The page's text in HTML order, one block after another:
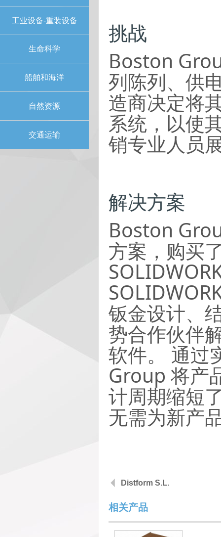
工业设备-重装设备
生命科学
船舶和海洋
自然资源
交通运输
挑战
Boston
列陈列、供
造商决定将
系统，以使
销专业人员
解决方案
Boston
方案，购买
钣金设计、
势合作伙伴
软件。 通过
Group 将产
计周期缩短
无需为新产
Distform S.L.
相关产品